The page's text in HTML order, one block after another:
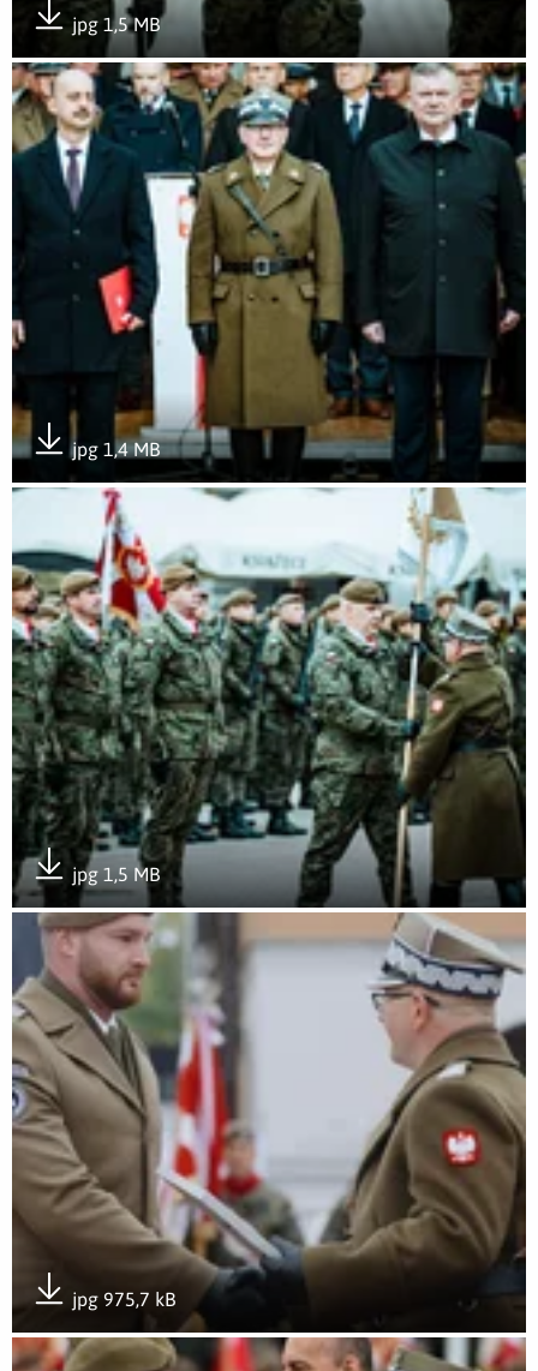
jpg 1,5 MB
Pobierz załącznik
Otwórz załącznik Wojska Obrony Terytorialnej świętowały
jpg 1,4 MB
Pobierz załącznik
Otwórz załącznik Wojska Obrony Terytorialnej świętowały
jpg 1,5 MB
Pobierz załącznik
Otwórz załącznik Wojska Obrony Terytorialnej świętowały
jpg 975,7 kB
Pobierz załącznik
Otwórz załącznik Wojska Obrony Terytorialnej świętowały